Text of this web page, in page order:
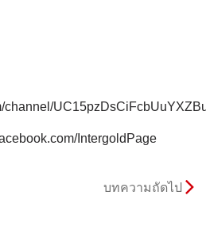
channel/
IntergoldPage
บทความถัดไป